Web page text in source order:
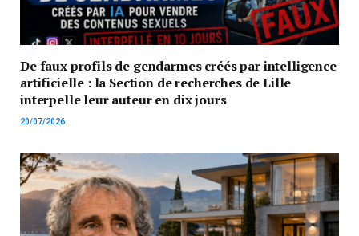
De faux profils de gendarmes créés par intelligence
artificielle : la Section de recherches de Lille
interpelle leur auteur en dix jours
20/07/2026